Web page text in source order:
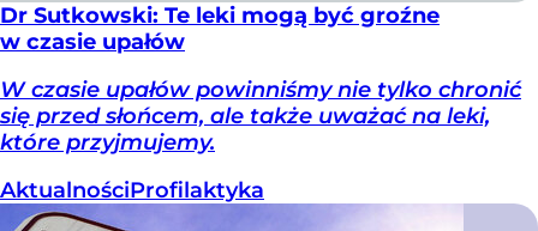
Dr Sutkowski: Te leki mogą być groźne
w czasie upałów
W czasie upałów powinniśmy nie tylko chronić
się przed słońcem, ale także uważać na leki,
które przyjmujemy.
AktualnościProfilaktyka